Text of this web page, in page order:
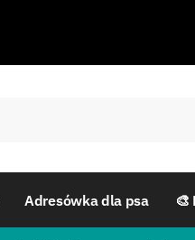
Adresówka dla psa 🎨